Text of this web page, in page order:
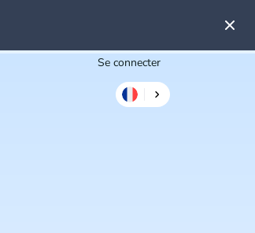
Se connecter